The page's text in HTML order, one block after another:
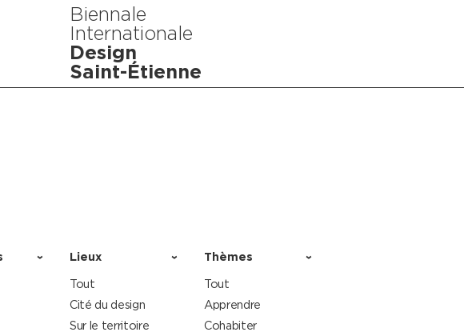
Biennale
Internationale
Design
Saint-Étienne
Lieux
Tout
Cité du design
Sur le territoire
Thèmes
Tout
Apprendre
Cohabiter